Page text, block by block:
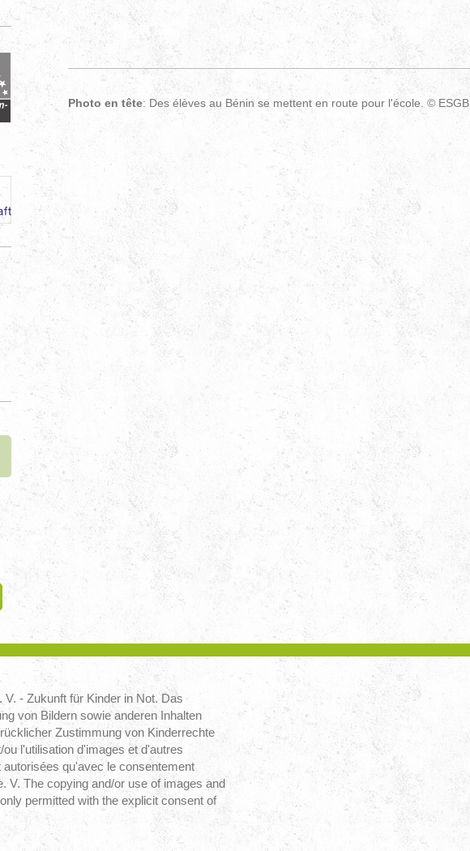
.
Photo en tête: Des élèves au Bénin se mettent en route pour l'école. © ESGB
- Zukunft für Kinder in Not. Das
von Bildern sowie anderen Inhalten
Zustimmung von Kinderrechte
l'utilisation d'images et d'autres
qu'avec le consentement
V. The copying and/or use of images and
permitted with the explicit consent of